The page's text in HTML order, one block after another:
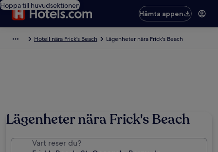
Hoppa till huvudsektionen
Hämta appen
Hotell nära Frick's Beach Lägenheter nära Frick's Beach
Lägenheter nära Frick's Beach
Vart reser du?